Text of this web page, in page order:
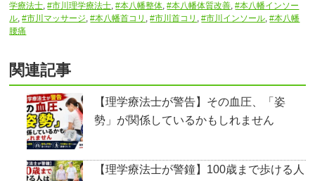
学療法士,#市川理学療法士,#本八幡整体,#本八幡体質改善,#本八幡インソー
ル,#市川マッサージ,#本八幡首コリ ,#市川首コリ ,#市川インソール,#本八幡
腰痛
関連記事
【理学療法士が警告】その血圧、「姿
勢」が関係しているかもしれません
【理学療法士が警鐘】100歳まで歩ける人